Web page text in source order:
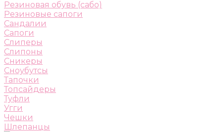
Резиновая обувь (сабо)
Резиновые сапоги
Сандалии
Сапоги
Слиперы
Слипоны
Сникеры
Сноубутсы
Тапочки
Топсайдеры
Туфли
Угги
Чешки
Шлепанцы